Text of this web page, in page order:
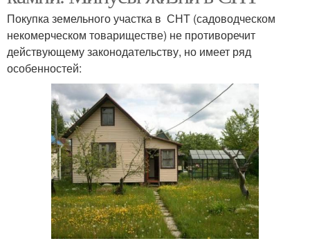
Покупка земельного участка в СНТ (садоводческом
некомерческом товариществе) не противоречит
действующему законодательству, но имеет ряд
особенностей: